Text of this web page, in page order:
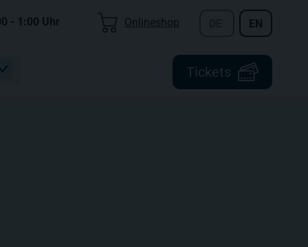
Tickets
- 1:00 Uhr Onlineshop EN